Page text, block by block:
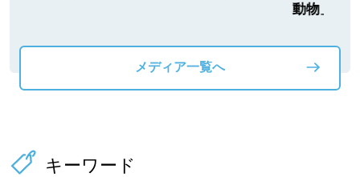
動物」プロジ
メディア一覧へ
キーワード